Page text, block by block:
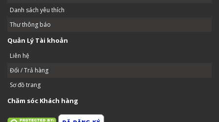
Danh sách yêu thích
Thư thông báo
Quản Lý Tài khoản
Liên hệ
Đổi / Trả hàng
Sơ đồ trang
Chăm sóc Khách hàng